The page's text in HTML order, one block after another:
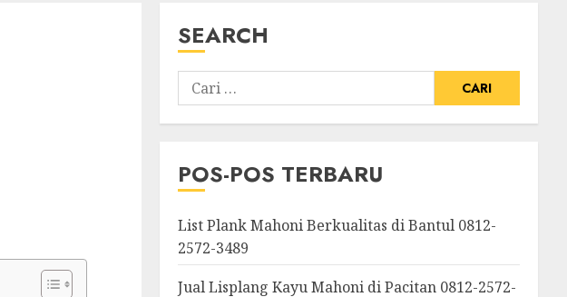
SEARCH
POS-POS TERBARU
List Plank Mahoni Berkualitas di Bantul 0812-
2572-3489
Jual Lisplang Kayu Mahoni di Pacitan 0812-2572-